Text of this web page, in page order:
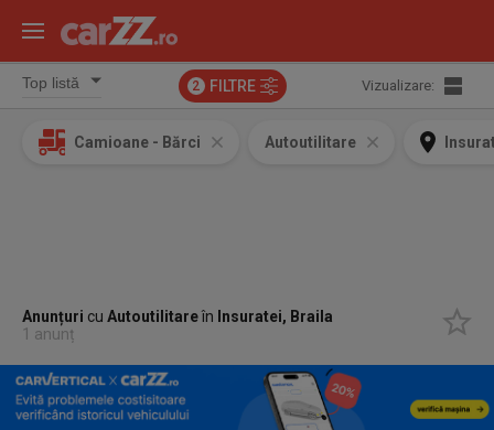
2 FILTRE Vizualizare:
Camioane - Bărci Autoutilitare
Anunțuri cuAutoutilitareîn Insuratei, Braila
1 anunț